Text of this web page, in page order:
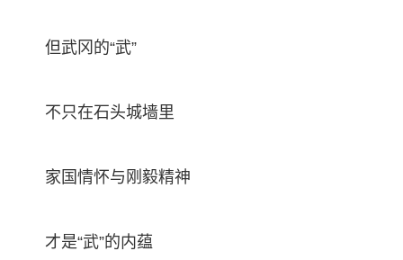
但武冈的“武”
不只在石头城墙里
家国情怀与刚毅精神
才是“武”的内蕴